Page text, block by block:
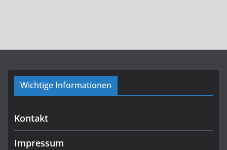
Wichtige Informationen
Kontakt
Impressum